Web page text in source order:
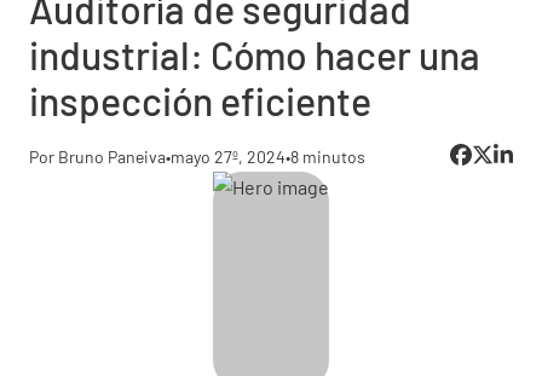
industrial: Cómo hacer una
inspección eficiente
Por Bruno Paneiva•mayo 27º, 2024•8 minutos